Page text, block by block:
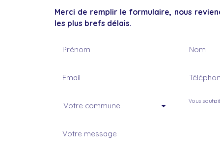
Merci de remplir le formulaire, nous
les plus brefs délais.
Prénom Nom
Email
Votre commune -
Vous
Votre message